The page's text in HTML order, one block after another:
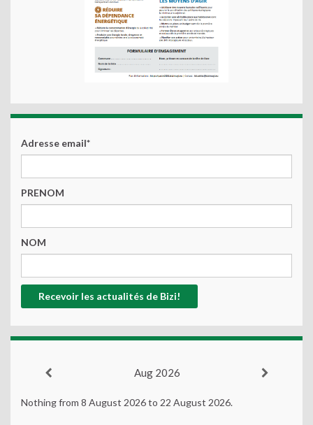
Adresse email*
PRENOM
NOM
Aug 2026
Nothing from 8 August 2026 to 22 August 2026.